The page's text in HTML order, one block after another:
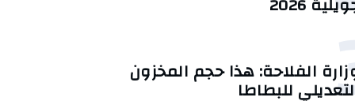
الفلاحة: هذا حجم المخزون
للبطاطا